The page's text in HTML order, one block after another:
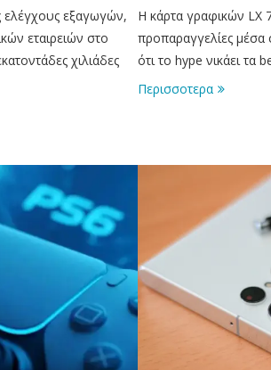
ελέγχους εξαγωγών,
εταιρειών στο
χιλιάδες
Η κάρτα γραφικών LX
προπαραγγελίες
ότι το hype νικάει τα
Περισσοτερα